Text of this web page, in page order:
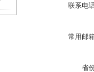
联系电
常用邮
省